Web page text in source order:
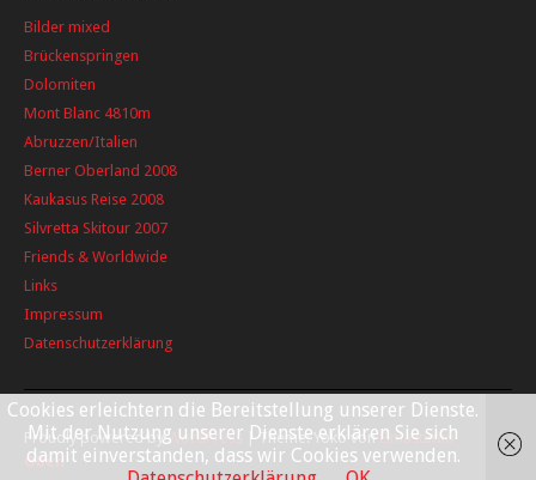
Bilder mixed
Brückenspringen
Dolomiten
Mont Blanc 4810m
Abruzzen/Italien
Berner Oberland 2008
Kaukasus Reise 2008
Silvretta Skitour 2007
Friends & Worldwide
Links
Impressum
Datenschutzerklärung
Proudly powered byWordPress |Theme: Yoko von Elmastudio
Oben
Cookies erleichtern die Bereitstellung unserer Dienste.
Mit der Nutzung unserer Dienste erklären Sie sich
damit einverstanden, dass wir Cookies verwenden.